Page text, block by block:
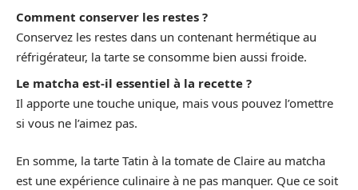
Comment conserver les restes ?
Conservez les restes dans un contenant hermétique au
réfrigérateur, la tarte se consomme bien aussi froide.
Le matcha est-il essentiel à la recette ?
Il apporte une touche unique, mais vous pouvez l’omettre
si vous ne l’aimez pas.
En somme, la tarte Tatin à la tomate de Claire au matcha
est une expérience culinaire à ne pas manquer. Que ce soit